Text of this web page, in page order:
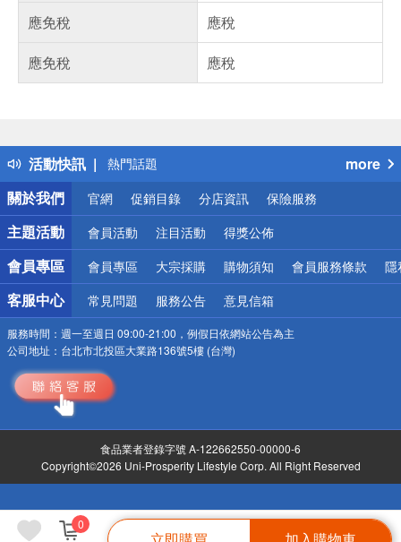
0
應免稅
應稅
應免稅
應稅
活動快訊
得獎公告
熱門話題
銀行優惠
偏遠地區配送
詐騙網頁！請小心！
more
關於我們
官網 促銷目錄 分店資訊 保險服務
主題活動 會員活動 注目活動 得獎公佈
會員專區 會員專區 大宗採購 購物須知 會員服務條款 隱
客服中心 常見問題 服務公告 意見信箱
服務時間： 週一至週日 09:00-21:00，例假日依網站公告為主
公司地址： 台北市北投區大業路136號5樓 (台灣)
食品業者登錄字號 A-122662550-00000-6
Copyright©2026 Uni-Prosperity Lifestyle Corp. All Right Reserved